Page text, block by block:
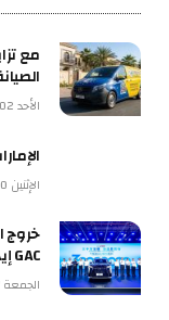
مع
الأحد 02 أغسطس 7:08 م
الإثنين 20 يوليو 3:43 م
GAC إيذانًا ببدء مرحلة جديدة من النمو العالمي
الجمعة 17 يوليو 4:47 م